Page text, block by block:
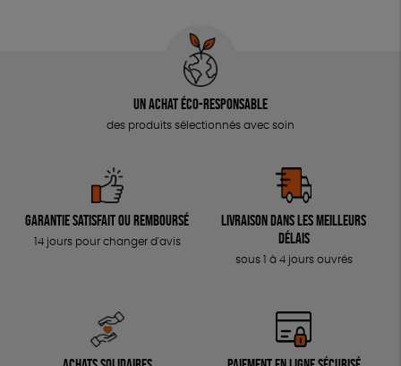
Un achat éco-responsable
des produits sélectionnés avec soin
Garantie satisfait ou remboursé
14 jours pour changer d'avis
Livraison dans les meilleurs
délais
sous 1 à 4 jours ouvrés